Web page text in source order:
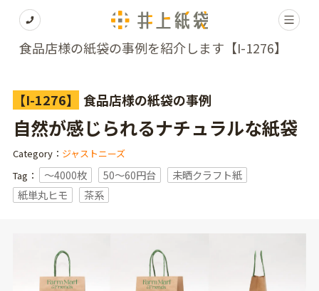
食品店様の紙袋の事例を紹介します【I-1276】
【I-1276】 食品店様の紙袋の事例
自然が感じられるナチュラルな紙袋
Category： ジャストニーズ
Tag：
〜4000枚 50～60円台
未晒クラフト紙
紙単丸ヒモ
茶系